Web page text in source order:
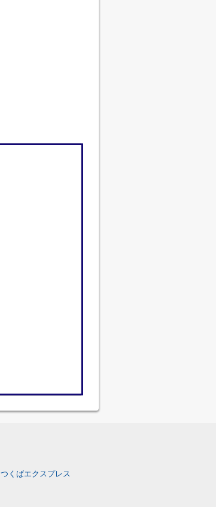
つくばエクスプレス